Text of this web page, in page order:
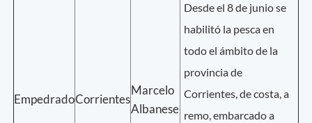
EmpedradoCorrientes
Marcelo
Albanese
Desde el 8 de junio se
habilitó la pesca en
todo el ámbito de la
provincia de
Corrientes, de costa, a
remo, embarcado a